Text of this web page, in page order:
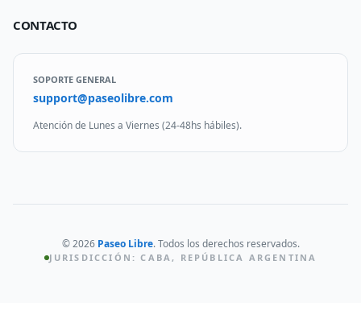
CONTACTO
SOPORTE GENERAL
support@paseolibre.com
Atención de Lunes a Viernes (24-48hs hábiles).
©2026 Paseo Libre.Todos los derechos reservados.
JURISDICCIÓN: CABA, REPÚBLICA ARGENTINA